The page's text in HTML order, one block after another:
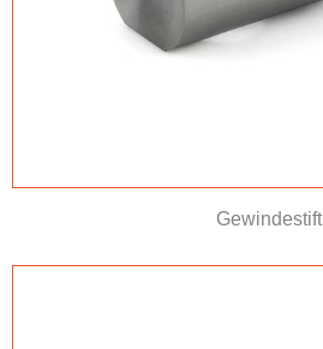
Gewindestift